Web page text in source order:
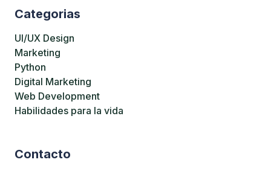
Categorias
UI/UX Design
Marketing
Python
Digital Marketing
Web Development
Habilidades para la vida
Contacto